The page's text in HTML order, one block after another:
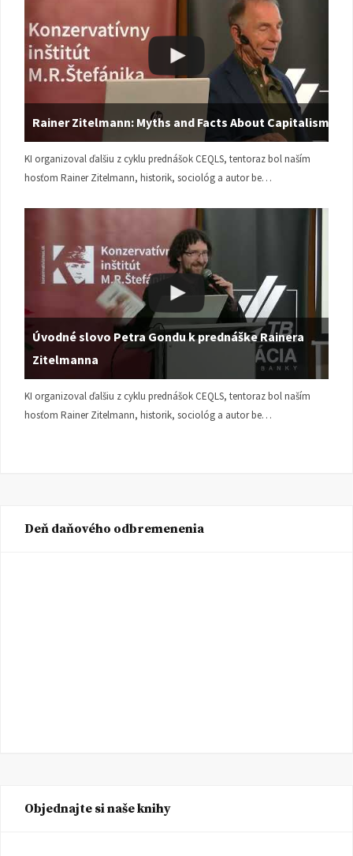
Rainer Zitelmann: Myths and Facts About Capitalism
KI organizoval ďalšiu z cyklu prednášok CEQLS, tentoraz bol naším
hosťom Rainer Zitelmann, historik, sociológ a autor be…
Úvodné slovo Petra Gondu k prednáške Rainera
Zitelmanna
KI organizoval ďalšiu z cyklu prednášok CEQLS, tentoraz bol naším
hosťom Rainer Zitelmann, historik, sociológ a autor be…
Deň daňového odbremenenia
Objednajte si naše knihy